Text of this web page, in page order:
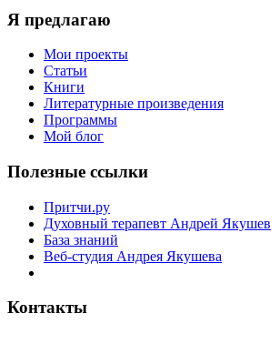
Я предлагаю
Мои проекты
Статьи
Книги
Литературные произведения
Программы
Мой блог
Полезные ссылки
Притчи.ру
Духовный терапевт Андрей Якушев
База знаний
Веб-студия Андрея Якушева
Контакты